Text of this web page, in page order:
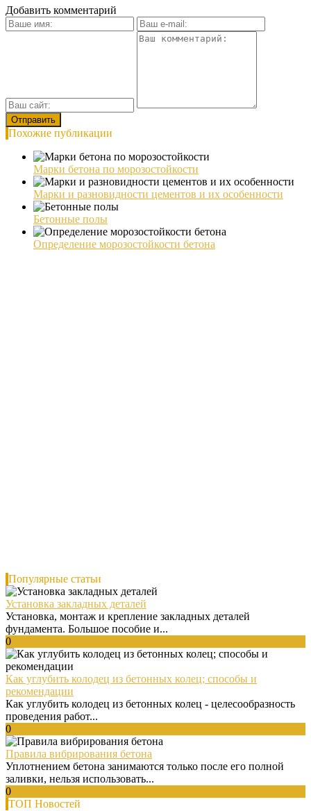
Добавить комментарий
Похожие публикации
Марки бетона по морозостойкости
Марки и разновидности цементов и их особенности
Бетонные полы
Определение морозостойкости бетона
Популярные статьи
Установка закладных деталей
Установка, монтаж и крепление закладных деталей
фундамента. Большое пособие и...
0
Как углубить колодец из бетонных колец; способы и
рекомендации
Как углубить колодец из бетонных колец - целесообразность
проведения работ...
0
Правила вибрирования бетона
Уплотнением бетона занимаются только после его полной
заливки, нельзя использовать...
0
ТОП Новостей